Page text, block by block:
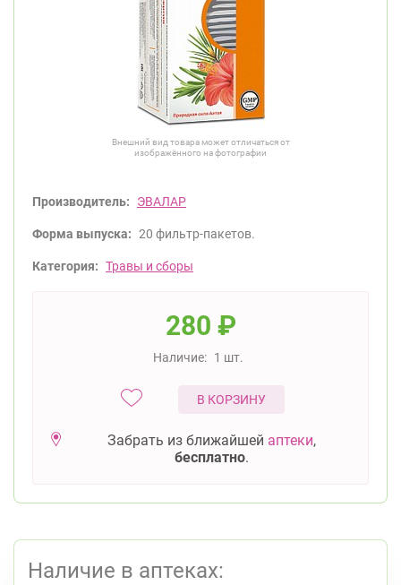
Внешний вид товара может отличаться от
изображённого на фотографии
Производитель: ЭВАЛАР
Форма выпуска: 20 фильтр-пакетов.
Категория: Травы и сборы
280 ₽
Наличие: 1 шт.
В КОРЗИНУ
Забрать из ближайшей аптеки,
бесплатно.
Наличие в аптеках: